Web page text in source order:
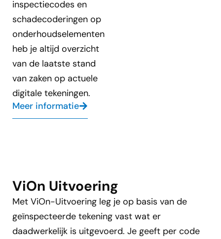
inspectiecodes en
schadecoderingen op
onderhoudselementen
heb je altijd overzicht
van de laatste stand
van zaken op actuele
digitale tekeningen.
Meer informatie
ViOn Uitvoering
Met ViOn-Uitvoering leg je op basis van de
geïnspecteerde tekening vast wat er
daadwerkelijk is uitgevoerd. Je geeft per code